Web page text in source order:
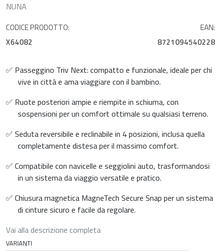
NUNA
CODICE PRODOTTO:
X64082
EAN:
8721094540228
✅ Passeggino Triv Next: compatto e funzionale, ideale per chi
vive in città e ama viaggiare con il bambino.
✅ Ruote posteriori ampie e riempite in schiuma, con
sospensioni per un comfort ottimale su qualsiasi terreno.
✅ Seduta reversibile e reclinabile in 4 posizioni, inclusa quella
completamente distesa per il massimo comfort.
✅ Compatibile con navicelle e seggiolini auto, trasformandosi
in un sistema da viaggio versatile e pratico.
✅ Chiusura magnetica MagneTech Secure Snap per un sistema
di cinture sicuro e facile da regolare.
Vai alla descrizione completa
VARIANTI